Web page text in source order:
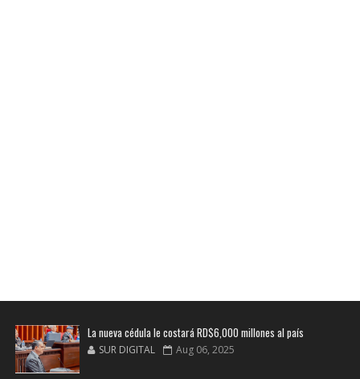
La nueva cédula le costará RD$6,000 millones al país
SUR DIGITAL Aug 06, 2025